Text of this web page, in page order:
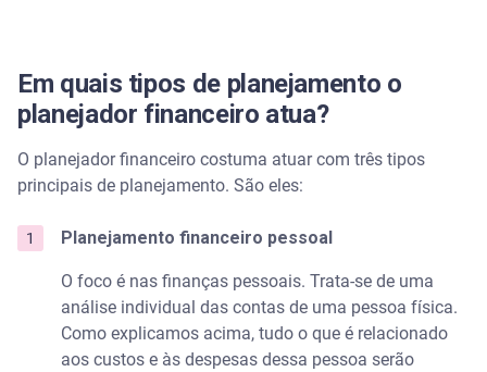
Em quais tipos de planejamento o
planejador financeiro atua?
O planejador financeiro costuma atuar com três tipos
principais de planejamento. São eles:
Planejamento financeiro pessoal
O foco é nas finanças pessoais. Trata-se de uma
análise individual das contas de uma pessoa física.
Como explicamos acima, tudo o que é relacionado
aos custos e às despesas dessa pessoa serão